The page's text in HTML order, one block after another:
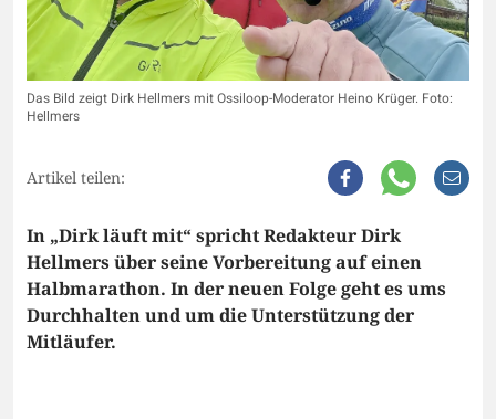
Das Bild zeigt Dirk Hellmers mit Ossiloop-Moderator Heino Krüger. Foto:
Hellmers
Artikel teilen:
In „Dirk läuft mit“ spricht Redakteur Dirk
Hellmers über seine Vorbereitung auf einen
Halbmarathon. In der neuen Folge geht es ums
Durchhalten und um die Unterstützung der
Mitläufer.